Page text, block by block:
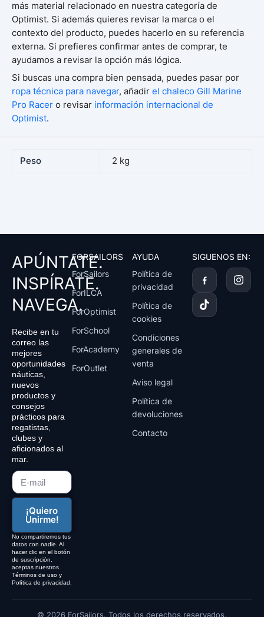
más material relacionado en nuestra categoría de
Optimist. Si además quieres revisar la marca o el
contexto del producto, puedes hacerlo en su referencia
externa. Si prefieres confirmar antes de comprar, te
ayudamos a revisar la opción más lógica.
Si buscas una compra bien pensada, puedes pasar por
ropa técnica para navegar, añadir el chaleco Gill Marine
Pro Racer o revisar información internacional de
Optimist.
Peso 2 kg
APÚNTATE.
INSPÍRATE.
NAVEGA.
Recibe en tu
correo las
mejores
oportunidades
náuticas,
nuevos
productos y
consejos
prácticos para
regatistas,
clubes y
aficionados al
mar.
¡Quiero
Unirme!
No compartiremos tus
datos con nadie. Al
hacer clic en el botón
de suscripción,
aceptas nuestros
Términos de uso y
Política de privacidad.
FORSAILORS
ForSailors
ForILCA
ForOptimist
ForSchool
ForAcademy
ForOutlet
AYUDA
Política de
privacidad
Política de
cookies
Condiciones
generales de
venta
Aviso legal
Política de
devoluciones
Contacto
SIGUENOS EN:
I
n
s
i
t
o
© 2026 ForSailors. Todos los derechos reservados.